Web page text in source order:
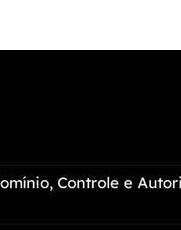
Controle e